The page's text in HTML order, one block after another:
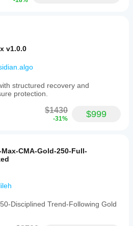
v1.0.0
structured recovery and
protection.
$1430
-31% $999
Max-CMA-Gold-250-Full-
Disciplined Trend-Following Gold